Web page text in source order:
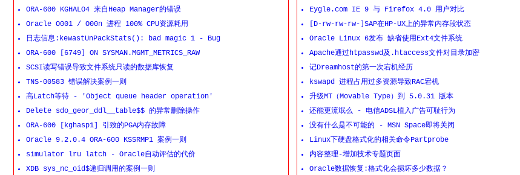
ORA-600 KGHALO4 来自Heap Manager的错误
Oracle O001 / O00n 进程 100% CPU资源耗用
日志信息:kewastUnPackStats(): bad magic 1 - Bug
ORA-600 [6749] ON SYSMAN.MGMT_METRICS_RAW
SCSI读写错误导致文件系统只读的数据库恢复
TNS-00583 错误解决案例一则
高Latch等待 - 'Object queue header operation'
Delete sdo_geor_ddl__table$$ 的异常删除操作
ORA-600 [kghasp1] 引致的PGA内存故障
Oracle 9.2.0.4 ORA-600 KSSRMP1 案例一则
simulator lru latch - Oracle自动评估的代价
XDB sys_nc_oid$递归调用的案例一则
Eygle.com IE 9 与 Firefox 4.0 用户对比
[D-rw-rw-rw-]SAP在HP-UX上的异常内存段状态
Oracle Linux 6发布 缺省使用Ext4文件系统
Apache通过htpasswd及.htaccess文件对目录加密
记Dreamhost的第一次宕机经历
kswapd 进程占用过多资源导致RAC宕机
升级MT（Movable Type）到 5.0.31 版本
还能更流氓么 - 电信ADSL植入广告可耻行为
没有什么是不可能的 - MSN Space即将关闭
Linux下硬盘格式化的相关命令Partprobe
内容整理-增加技术专题页面
Oracle数据恢复:格式化会损坏多少数据？